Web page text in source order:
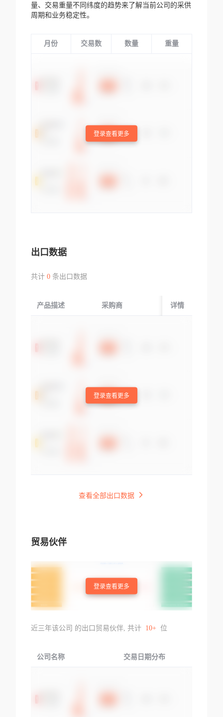
量、交易重量不同纬度的趋势来了解当前公司的采供
周期和业务稳定性。
月份 交易数 数量 重量
登录查看更多
出口数据
共计 0条出口数据
产品描述 采购商 起运国/地区
详情
登录查看更多
查看全部出口数据
贸易伙伴
登录查看更多
近三年该公司 的出口贸易伙伴, 共计 10+ 位
公司名称 交易日期分布